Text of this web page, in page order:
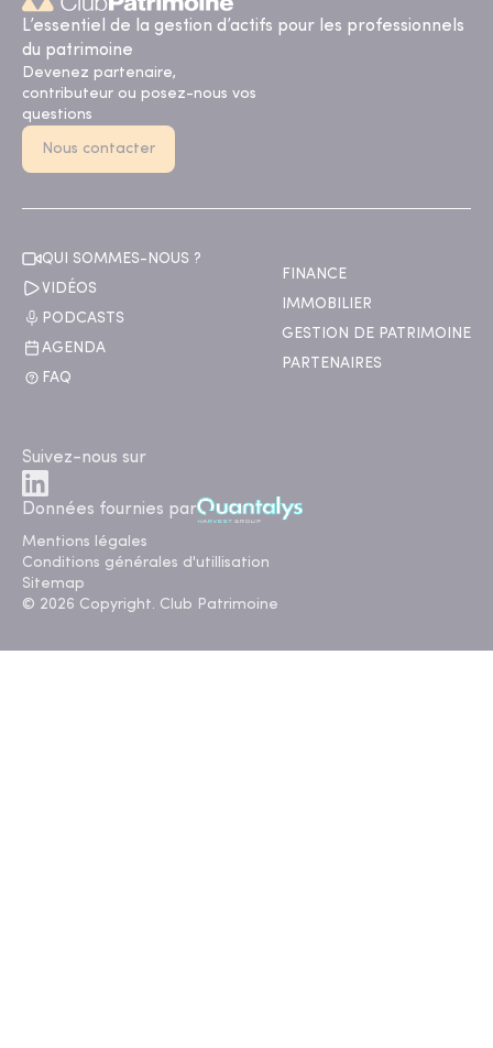
L’essentiel de la gestion d’actifs pour les professionnels
du patrimoine
Devenez partenaire,
contributeur ou posez-nous vos
questions
Nous contacter
QUI SOMMES-NOUS ?
VIDÉOS
PODCASTS
AGENDA
FAQ
FINANCE
IMMOBILIER
GESTION DE PATRIMOINE
PARTENAIRES
Suivez-nous sur
Données fournies par
Mentions légales
Conditions générales d'utillisation
Sitemap
© 2026 Copyright. Club Patrimoine